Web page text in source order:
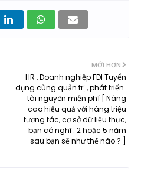
MỚI HƠN
HR , Doanh nghiệp FDI Tuyển
dụng cùng quản trị , phát triển
tài nguyên miễn phí [ Nâng
cao hiệu quả với hàng triệu
tương tác, cơ sở dữ liệu thực,
bạn có nghĩ : 2 hoặc 5 năm
sau bạn sẽ như thế nào ? ]